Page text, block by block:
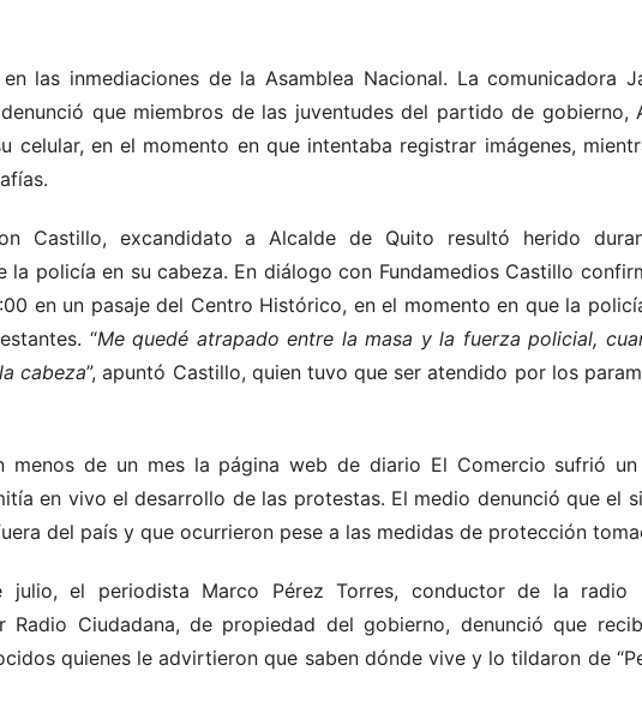
las inmediaciones de la Asamblea Nacional. La comunicadora
que miembros de las juventudes del partido de gobierno,
celular, en el momento en que intentaba registrar imágenes,
Castillo, excandidato a Alcalde de Quito resultó herido
policía en su cabeza. En diálogo con Fundamedios Castillo
en un pasaje del Centro Histórico, en el momento en que la
“Me quedé atrapado entre la masa y la fuerza policial,
cabeza”, apuntó Castillo, quien tuvo que ser atendido por los
menos de un mes la página web de diario El Comercio sufrió un
en vivo el desarrollo de las protestas. El medio denunció que el
del país y que ocurrieron pese a las medidas de protección
el periodista Marco Pérez Torres, conductor de la radio
Radio Ciudadana, de propiedad del gobierno, denunció que
quienes le advirtieron que saben dónde vive y lo tildaron de